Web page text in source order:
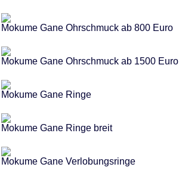
Mokume Gane Ohrschmuck ab 800 Euro
Mokume Gane Ohrschmuck ab 1500 Euro
Mokume Gane Ringe
Mokume Gane Ringe breit
Mokume Gane Verlobungsringe